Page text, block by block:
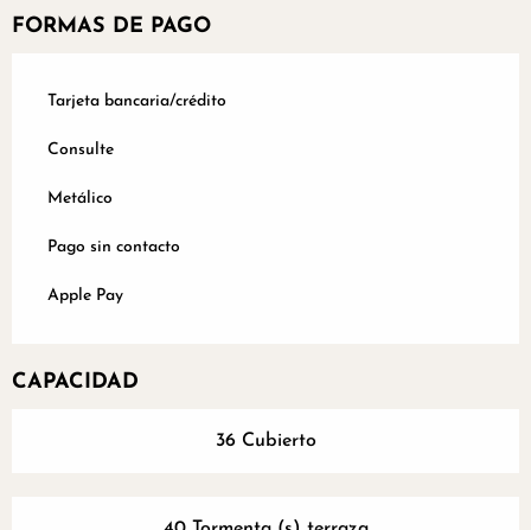
FORMAS DE PAGO
Tarjeta bancaria/crédito
Consulte
Metálico
Pago sin contacto
Apple Pay
CAPACIDAD
36 Cubierto